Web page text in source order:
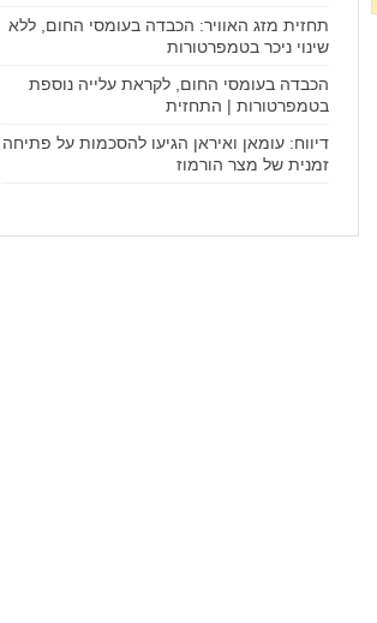
תחזית מזג האוויר: הכבדה בעומסי החום, ללא
שינוי ניכר בטמפרטורות
הכבדה בעומסי החום, לקראת עלייה נוספת
בטמפרטורות | התחזית
דיווח: עומאן ואיראן הגיעו להסכמות על פתיחה
זמנית של מצר הורמוז